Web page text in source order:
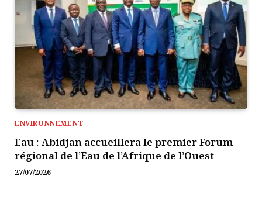
ENVIRONNEMENT
Eau : Abidjan accueillera le premier Forum
régional de l’Eau de l’Afrique de l’Ouest
27/07/2026